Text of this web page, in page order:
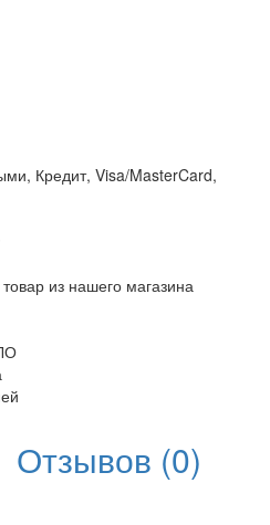
Кредит, Visa/MasterCard,
из нашего магазина
Отзывов (0)